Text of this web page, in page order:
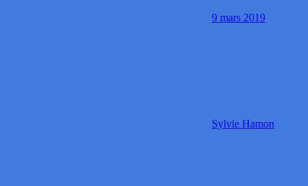
9 mars 2019
Sylvie Hamon